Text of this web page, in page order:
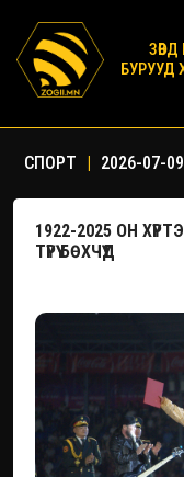
БУРУУД
СПОРТ | 2026-07-09
1922-2025 ОН
ТҮРҮҮ БӨХЧҮҮД